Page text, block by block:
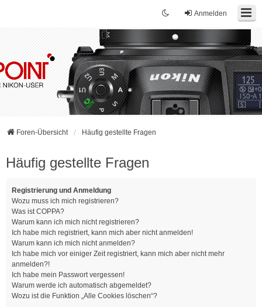
Anmelden
Foren-Übersicht Häufig gestellte Fragen
Häufig gestellte Fragen
Registrierung und Anmeldung
Wozu muss ich mich registrieren?
Was ist COPPA?
Warum kann ich mich nicht registrieren?
Ich habe mich registriert, kann mich aber nicht anmelden!
Warum kann ich mich nicht anmelden?
Ich habe mich vor einiger Zeit registriert, kann mich aber nicht mehr
anmelden?!
Ich habe mein Passwort vergessen!
Warum werde ich automatisch abgemeldet?
Wozu ist die Funktion „Alle Cookies löschen“?